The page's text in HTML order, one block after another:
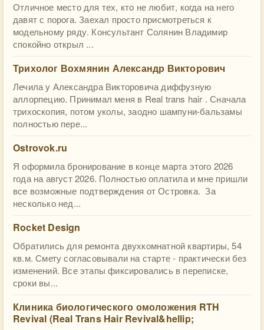
Отличное место для тех, кто не любит, когда на него
давят с порога. Заехал просто присмотреться к
модельному ряду. Консультант Солянин Владимир
спокойно открыл ...
Трихолог Вохмянин Александр Викторович
Лечила у Александра Викторовича диффузную
аллорпецию. Принимал меня в Real trans hair . Сначала
трихоскопия, потом уколы, заодно шампуни-бальзамы
полностью пере...
Ostrovok.ru
Я оформила бронирование в конце марта этого 2026
года на август 2026. Полностью оплатила и мне пришли
все возможные подтверждения от Островка. За
несколько нед...
Rocket Design
Обратились для ремонта двухкомнатной квартиры, 54
кв.м. Смету согласовывали на старте - практически без
изменений. Все этапы фиксировались в переписке,
сроки вы...
Клиника биологического омоложения RTH
Revival (Real Trans Hair Revival&hellip;